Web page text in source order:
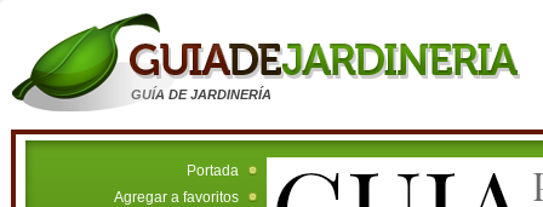
GUÍA DE JARDINERÍA
Portada
Agregar a favoritos